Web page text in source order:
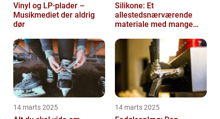
Vinyl og LP-plader –
Musikmediet der aldrig
dør
Silikone: Et
allestedsnærværende
materiale med mange
14 marts 2025 14 marts 2025